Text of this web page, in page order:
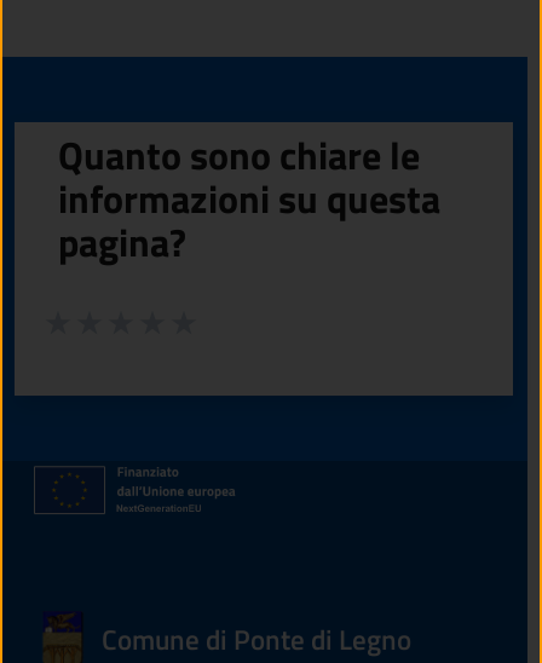
Quanto sono chiare le
informazioni su questa
pagina?
Comune di Ponte di Legno